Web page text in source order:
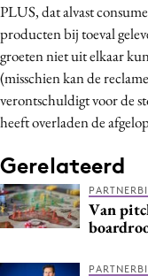
PLUS, dat alvast
producten bij toeval
groeten niet uit elkaar
(misschien kan de
verontschuldigt voor de
heeft overladen de
Gerelateerd
Van